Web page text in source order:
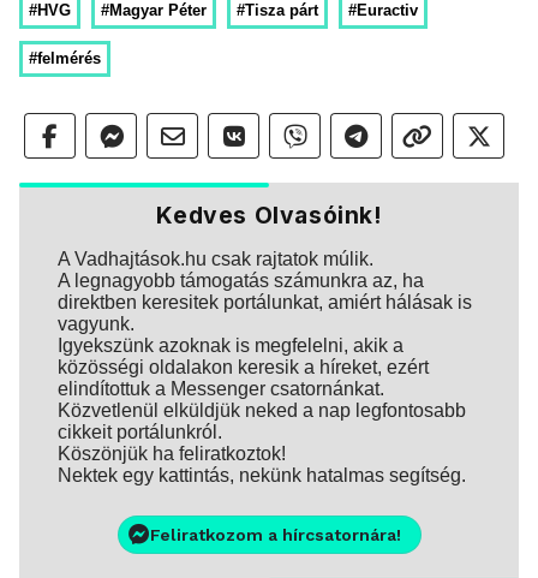
#HVG #Magyar Péter #Tisza párt #Euractiv
#felmérés
Kedves Olvasóink!
A Vadhajtások.hu csak rajtatok múlik.
A legnagyobb támogatás számunkra az, ha
direktben keresitek portálunkat, amiért hálásak is
vagyunk.
Igyekszünk azoknak is megfelelni, akik a
közösségi oldalakon keresik a híreket, ezért
elindítottuk a Messenger csatornánkat.
Közvetlenül elküldjük neked a nap legfontosabb
cikkeit portálunkról.
Köszönjük ha feliratkoztok!
Nektek egy kattintás, nekünk hatalmas segítség.
Feliratkozom a hírcsatornára!